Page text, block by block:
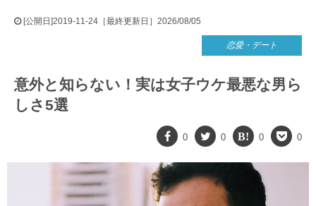
[公開日]2019-11-24［最終更新日］2026/08/05
恋愛・デート
意外と知らない！実は女子ウケ最悪な男ら
しさ5選
0 0 0 0